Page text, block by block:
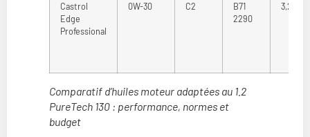
Castrol
Edge
Professional
0W-30 C2
B71
2290
3,25 à
Comparatif d’huiles moteur adaptées au 1.2
PureTech 130 : performance, normes et
budget